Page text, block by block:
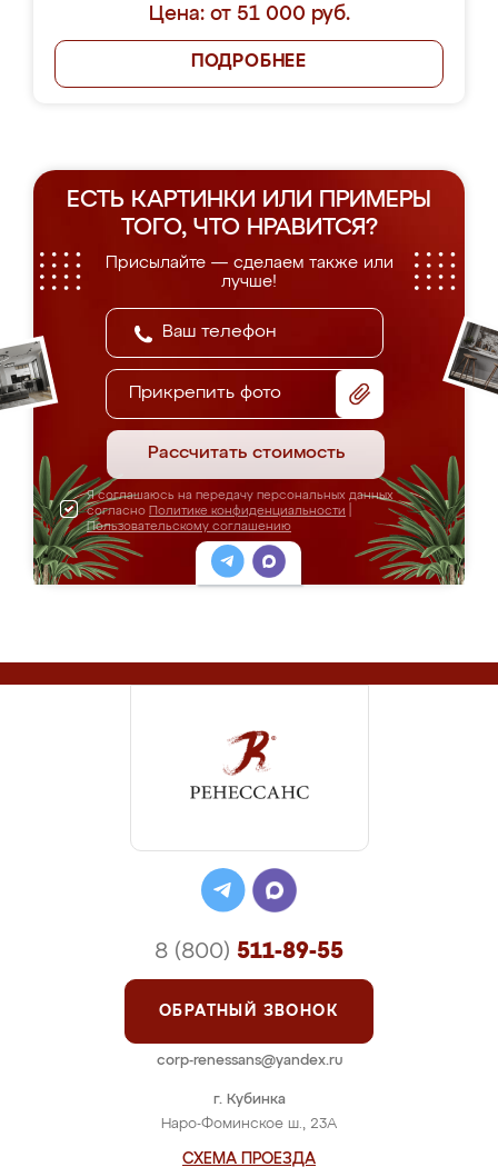
Цена: от 51 000 руб.
ПОДРОБНЕЕ
ЕСТЬ КАРТИНКИ ИЛИ ПРИМЕРЫ
ТОГО, ЧТО НРАВИТСЯ?
Присылайте — сделаем также или
лучше!
Прикрепить фото
Рассчитать стоимость
Я соглашаюсь на передачу персональных данных
согласно Политике конфиденциальности
Пользовательскому соглашению
г. Кубинка
Наро-Фоминское ш., 23А
СХЕМА ПРОЕЗДА
8 (800) 511-89-55
ОБРАТНЫЙ ЗВОНОК
corp-renessans@yandex.ru